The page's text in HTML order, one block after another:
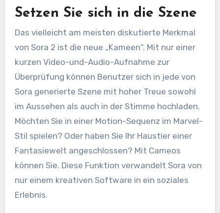
Setzen Sie sich in die Szene
Das vielleicht am meisten diskutierte Merkmal
von Sora 2 ist die neue „Kameen“. Mit nur einer
kurzen Video-und-Audio-Aufnahme zur
Überprüfung können Benutzer sich in jede von
Sora generierte Szene mit hoher Treue sowohl
im Aussehen als auch in der Stimme hochladen.
Möchten Sie in einer Motion-Sequenz im Marvel-
Stil spielen? Oder haben Sie Ihr Haustier einer
Fantasiewelt angeschlossen? Mit Cameos
können Sie. Diese Funktion verwandelt Sora von
nur einem kreativen Software in ein soziales
Erlebnis.